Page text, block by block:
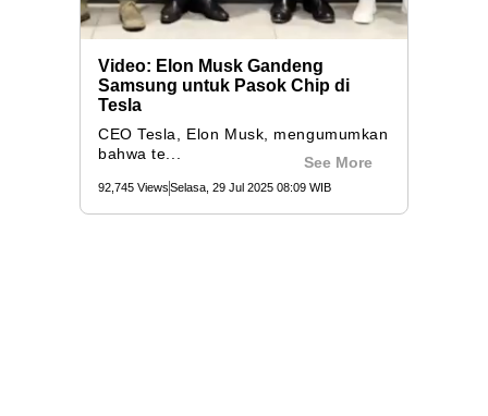
Video: Elon Musk Gandeng
Samsung untuk Pasok Chip di
Tesla
CEO Tesla, Elon Musk, mengumumkan
bahwa te...
See More
92,745 ViewsSelasa, 29 Jul 2025 08:09 WIB